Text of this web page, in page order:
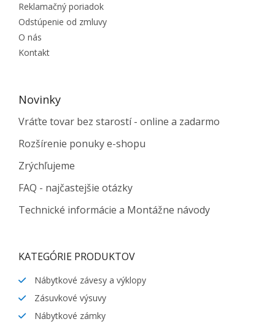
Reklamačný poriadok
Odstúpenie od zmluvy
O nás
Kontakt
Novinky
Vráťte tovar bez starostí - online a zadarmo
Rozšírenie ponuky e-shopu
Zrýchľujeme
FAQ - najčastejšie otázky
Technické informácie a Montážne návody
KATEGÓRIE PRODUKTOV
Nábytkové závesy a výklopy
Zásuvkové výsuvy
Nábytkové zámky